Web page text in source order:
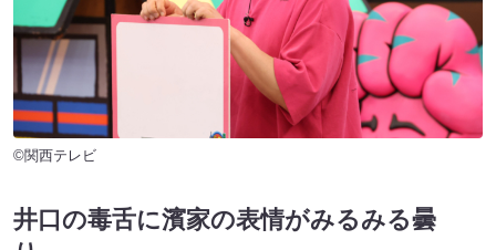
©関西テレビ
井口の毒舌に濱家の表情がみるみる曇